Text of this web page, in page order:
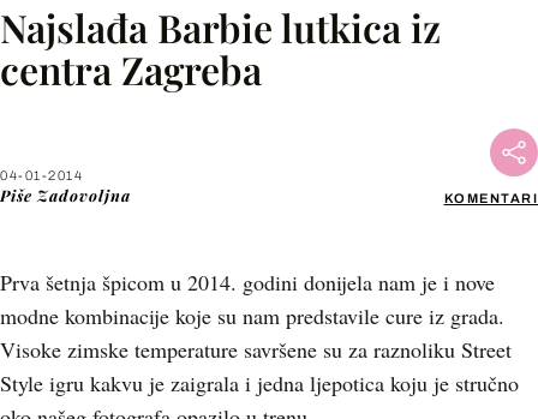
Najslađa Barbie lutkica iz
centra Zagreba
04-01-2014
Piše Zadovoljna KOMENTARI
Prva šetnja špicom u 2014. godini donijela nam je i nove
modne kombinacije koje su nam predstavile cure iz grada.
Visoke zimske temperature savršene su za raznoliku Street
Style igru kakvu je zaigrala i jedna ljepotica koju je stručno
Facebook